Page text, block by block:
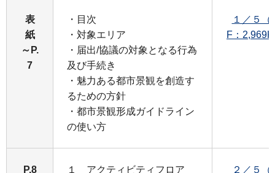
表
紙
～P.
7
・目次
・対象エリア
・届出/協議の対象となる行為
及び手続き
・魅力ある都市景観を創造す
るための方針
・都市景観形成ガイドライン
の使い方
１／５（
F：
P.8 １ アクティビティフロア ２／５（